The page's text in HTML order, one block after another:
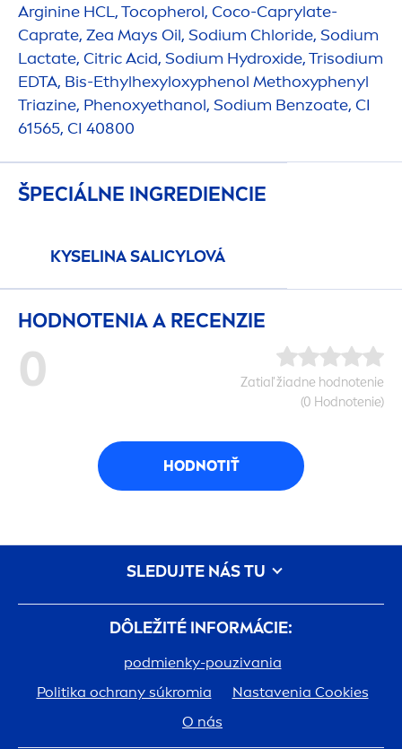
Arginine HCL, Tocopherol, Coco-Caprylate-
Caprate, Zea Mays Oil, Sodium Chloride, Sodium
Lactate, Citric Acid, Sodium Hydroxide, Trisodium
EDTA, Bis-Ethylhexyloxyphenol Methoxyphenyl
Triazine, Phenoxyethanol, Sodium Benzoate, CI
61565, CI 40800
ŠPECIÁLNE INGREDIENCIE
KYSELINA SALICYLOVÁ
HODNOTENIA A RECENZIE
0
Zatiaľ žiadne hodnotenie
(0 Hodnotenie)
HODNOTIŤ
DÔLEŽITÉ INFORMÁCIE:
podmienky-pouzivania
Politika ochrany súkromia
Nastavenia Cookies
O nás
SLEDUJTE NÁS TU